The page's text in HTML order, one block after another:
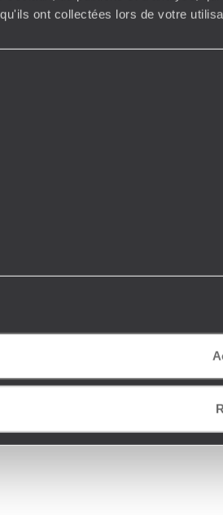
ont collectées lors de votre